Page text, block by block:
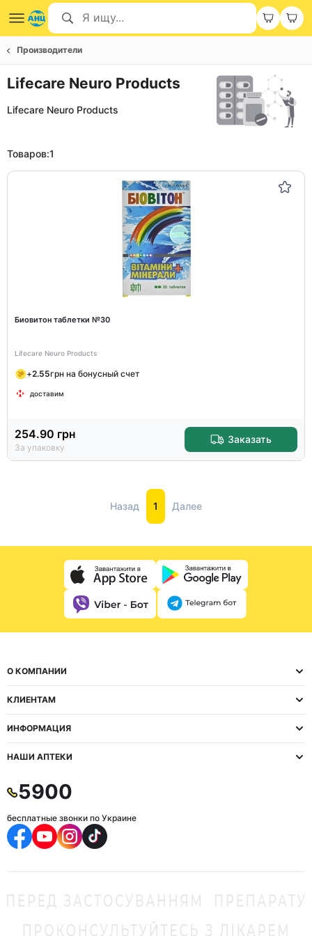
Производители
Lifecare Neuro Products
Lifecare Neuro Products
Товаров:1
Биовитон таблетки №30
Lifecare Neuro Products
+2.55грн на бонусный счет
доставим
254.90 грн
За упаковку
Заказать
Назад 1 Далее
О КОМПАНИИ
КЛИЕНТАМ
ИНФОРМАЦИЯ
НАШИ АПТЕКИ
5900
бесплатные звонки по Украине